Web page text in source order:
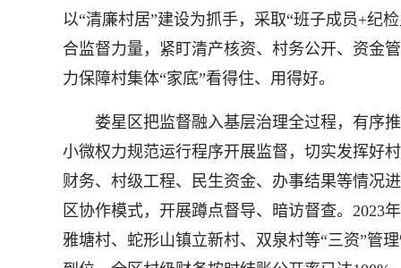
以“清廉村居”建设为抓手，采取“班子成员+纪
合监督力量，紧盯清产核资、村务公开、资金
力保障村集体“家底”看得住、用得好。
娄星区把监督融入基层治理全过程，有序推
小微权力规范运行程序开展监督，切实发挥好
财务、村级工程、民生资金、办事结果等情况
区协作模式，开展蹲点督导、暗访督查。2023
雅塘村、蛇形山镇立新村、双泉村等“三资”管